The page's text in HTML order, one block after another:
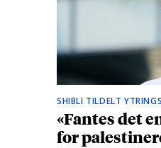
SHIBLI TILDELT
«Fantes det
for